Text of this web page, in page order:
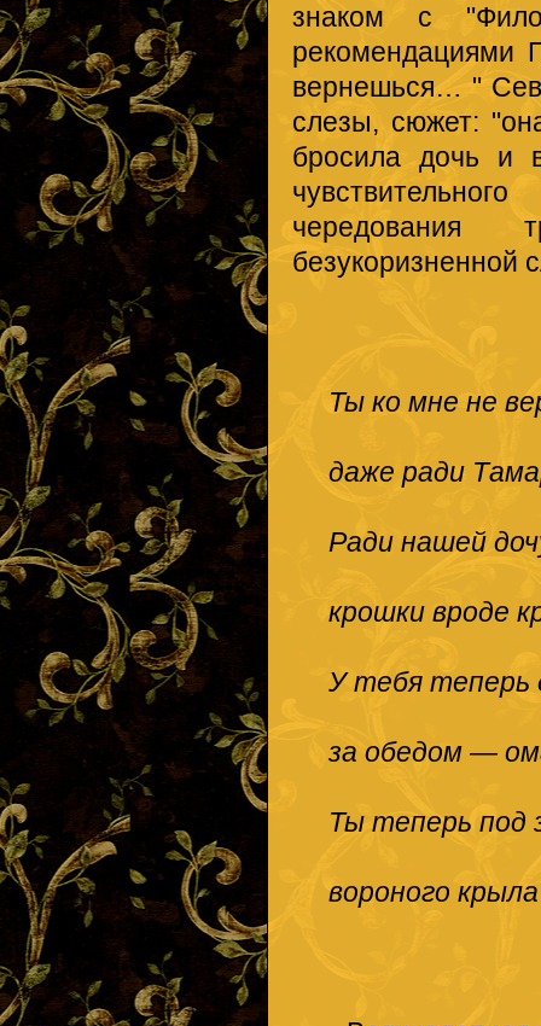
знаком с
рекомендациями
вернешься… "
слезы, сюжет:
бросила дочь и
чередования
безукоризненной
Ты ко мне не
даже ради
Ради нашей
крошки вроде
У тебя теперь
за обедом —
Ты теперь под
вороного